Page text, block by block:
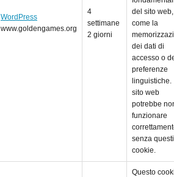
WordPress
www.goldengames.org
4
settimane
2 giorni
del sito web,
come la
dei dati di
accesso o
preferenze
linguistiche.
sito web
potrebbe
funzionare
senza questi
cookie.
Questo